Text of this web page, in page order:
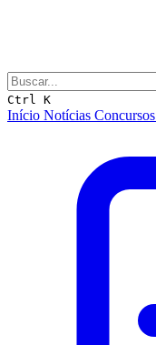
Ctrl K
Início Notícias Concursos